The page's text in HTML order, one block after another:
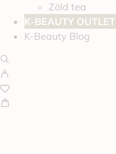
Zöld tea
K-BEAUTY OUTLET
K-Beauty Blog